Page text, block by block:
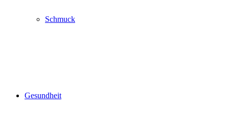
Schmuck
Gesundheit